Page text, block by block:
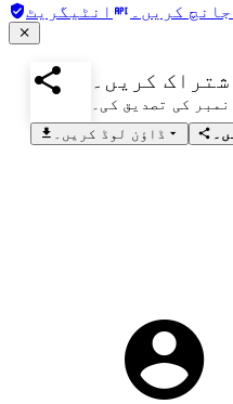
کریں۔
کریں۔
کی تصدیق کی۔
ڈاؤن لوڈ کریں۔